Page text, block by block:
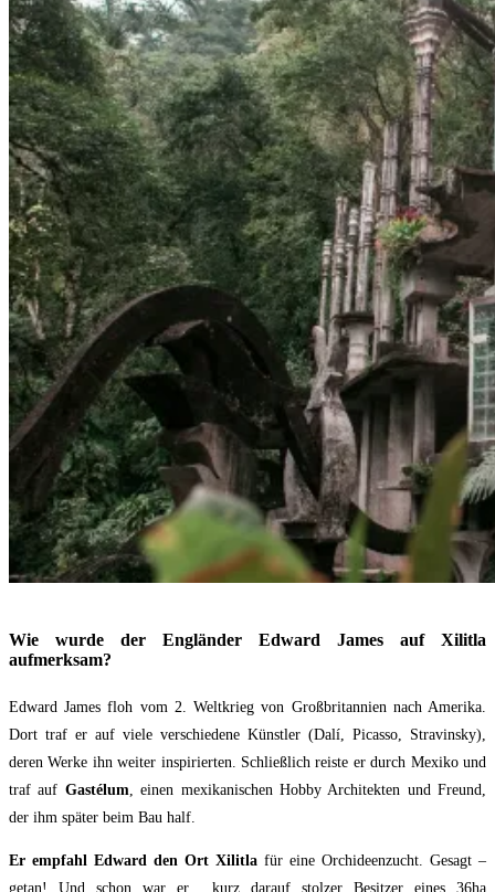
Wie wurde der Engländer Edward James auf Xilitla
aufmerksam?
Edward James floh vom 2. Weltkrieg von Großbritannien nach Amerika.
Dort traf er auf viele verschiedene Künstler (Dalí, Picasso, Stravinsky),
deren Werke ihn weiter inspirierten. Schließlich reiste er durch Mexiko und
traf auf Gastélum, einen mexikanischen Hobby Architekten und Freund,
der ihm später beim Bau half.
Er empfahl Edward den Ort Xilitla für eine Orchideenzucht. Gesagt –
getan! Und schon war er kurz darauf stolzer Besitzer eines 36ha